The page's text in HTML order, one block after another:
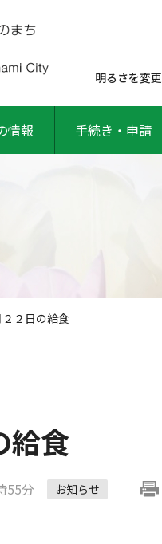
明るさを変更
情報 手続き・申請
２２日の給食
給食
55分 お知らせ